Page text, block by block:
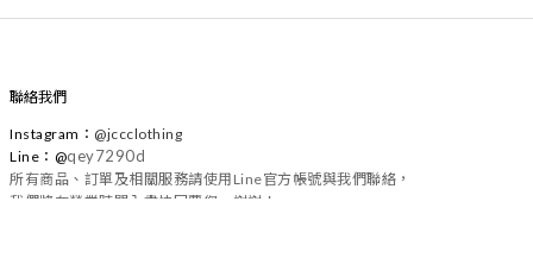
聯絡我們
Instagram ： @jccclothing
Line：@qey7290d
所有商品、訂單及相關服務請使用Line官方帳號與我們聯絡，
我們將在營業時間內盡快回覆您，謝謝！